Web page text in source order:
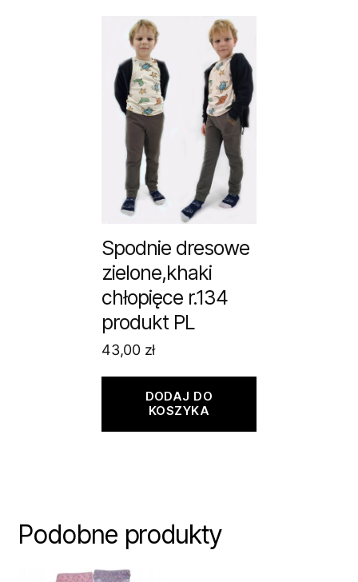
Spodnie dresowe
zielone,khaki
chłopięce r.134
produkt PL
43,00 zł
DODAJ DO
KOSZYKA
Podobne produkty